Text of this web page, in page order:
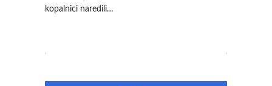
kopalnici naredili…